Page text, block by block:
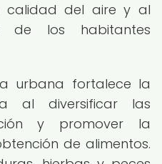
calidad del aire y al
de los habitantes
urbana fortalece la
al diversificar las
y promover la
de alimentos.